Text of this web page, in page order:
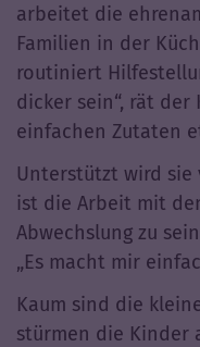
arbeitet die
Familien in der
routiniert
dicker sein“, rät
einfachen Zutaten
Unterstützt wird sie
ist die Arbeit mit
Abwechslung zu
„Es macht mir
Kaum sind die
stürmen die Kinder